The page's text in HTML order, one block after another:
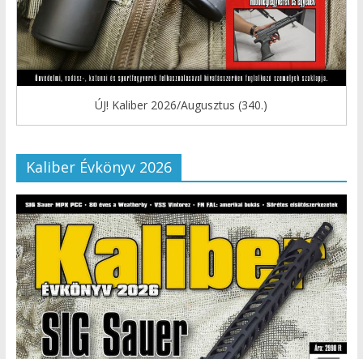
ÚJ! Kaliber 2026/Augusztus (340.)
Kaliber Évkönyv 2026